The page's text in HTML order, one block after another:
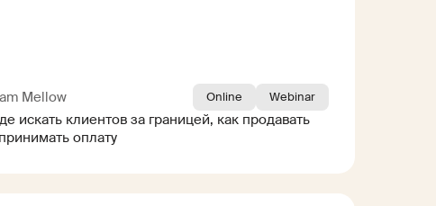
Mellow Online Webinar
искать клиентов за границей, как продавать
оплату